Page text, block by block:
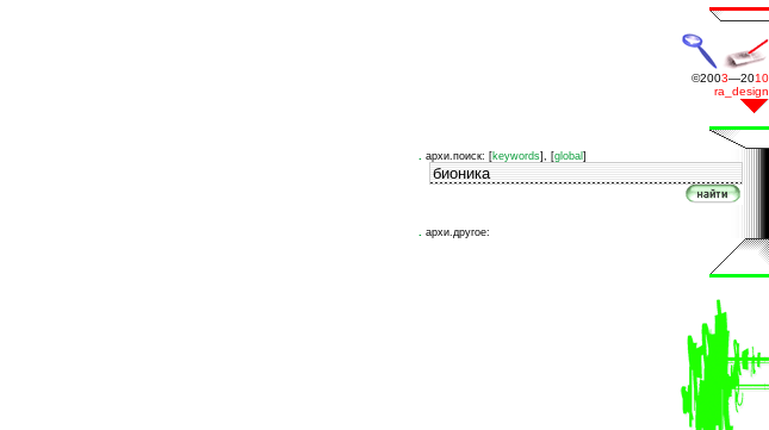
архи.поиск: [keywords], [global ]
архи.другое: